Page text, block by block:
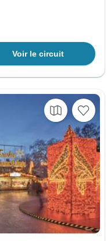
Voir le circuit